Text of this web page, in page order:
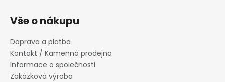
Vše o nákupu
Doprava a platba
Kontakt / Kamenná prodejna
Informace o společnosti
Zakázková výroba